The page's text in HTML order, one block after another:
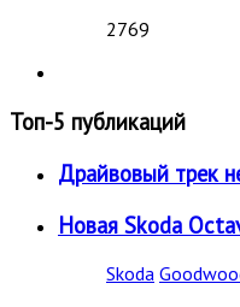
2769
Топ-5 публикаций
Драйвовый трек
Новая Skoda
Skoda